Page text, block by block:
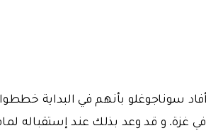
في غزة. و قد وعد بذلك عند إستقباله